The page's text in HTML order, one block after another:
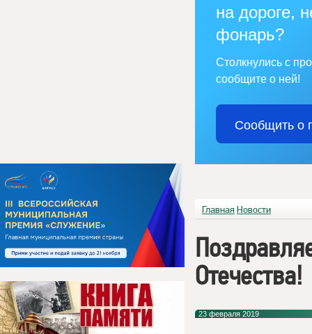
на дороге,
фонарь?
Столкнулись с
сообщите о ней!
Сообщить о
Главная Новости
Отечества!
23 февраля 2019